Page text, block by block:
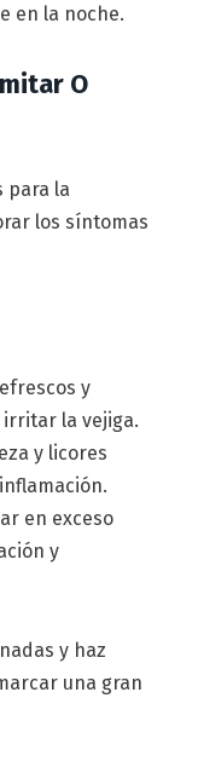
en la noche.
O
para la
los síntomas
y
la vejiga.
y licores
en exceso
y
y haz
una gran